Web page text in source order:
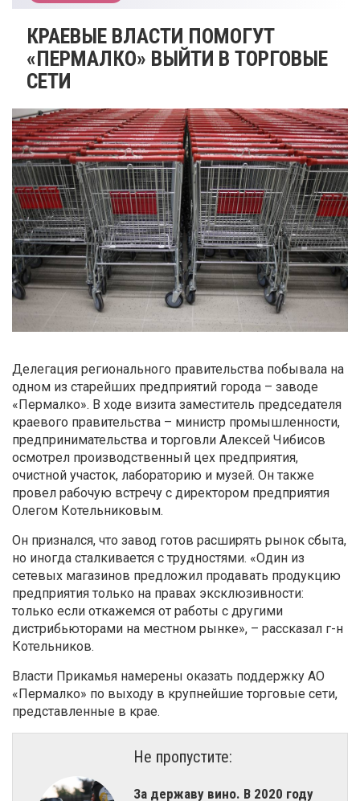
​КРАЕВЫЕ ВЛАСТИ ПОМОГУТ
«ПЕРМАЛКО» ВЫЙТИ В ТОРГОВЫЕ
СЕТИ
Делегация регионального правительства побывала на
одном из старейших предприятий города – заводе
«Пермалко». В ходе визита заместитель председателя
краевого правительства – министр промышленности,
предпринимательства и торговли Алексей Чибисов
осмотрел производственный цех предприятия,
очистной участок, лабораторию и музей. Он также
провел рабочую встречу с директором предприятия
Олегом Котельниковым.
Он признался, что завод готов расширять рынок сбыта,
но иногда сталкивается с трудностями. «Один из
сетевых магазинов предложил продавать продукцию
предприятия только на правах эксклюзивности:
только если откажемся от работы с другими
дистрибьюторами на местном рынке», – рассказал г-н
Котельников.
Власти Прикамья намерены оказать поддержку АО
«Пермалко» по выходу в крупнейшие торговые сети,
представленные в крае.
Не пропустите:
За державу вино. В 2020 году